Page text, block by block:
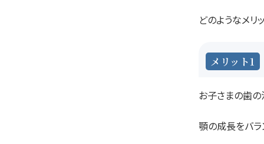
どのようなメリ
メリット1
お子さまの歯の
顎の成長をバラ